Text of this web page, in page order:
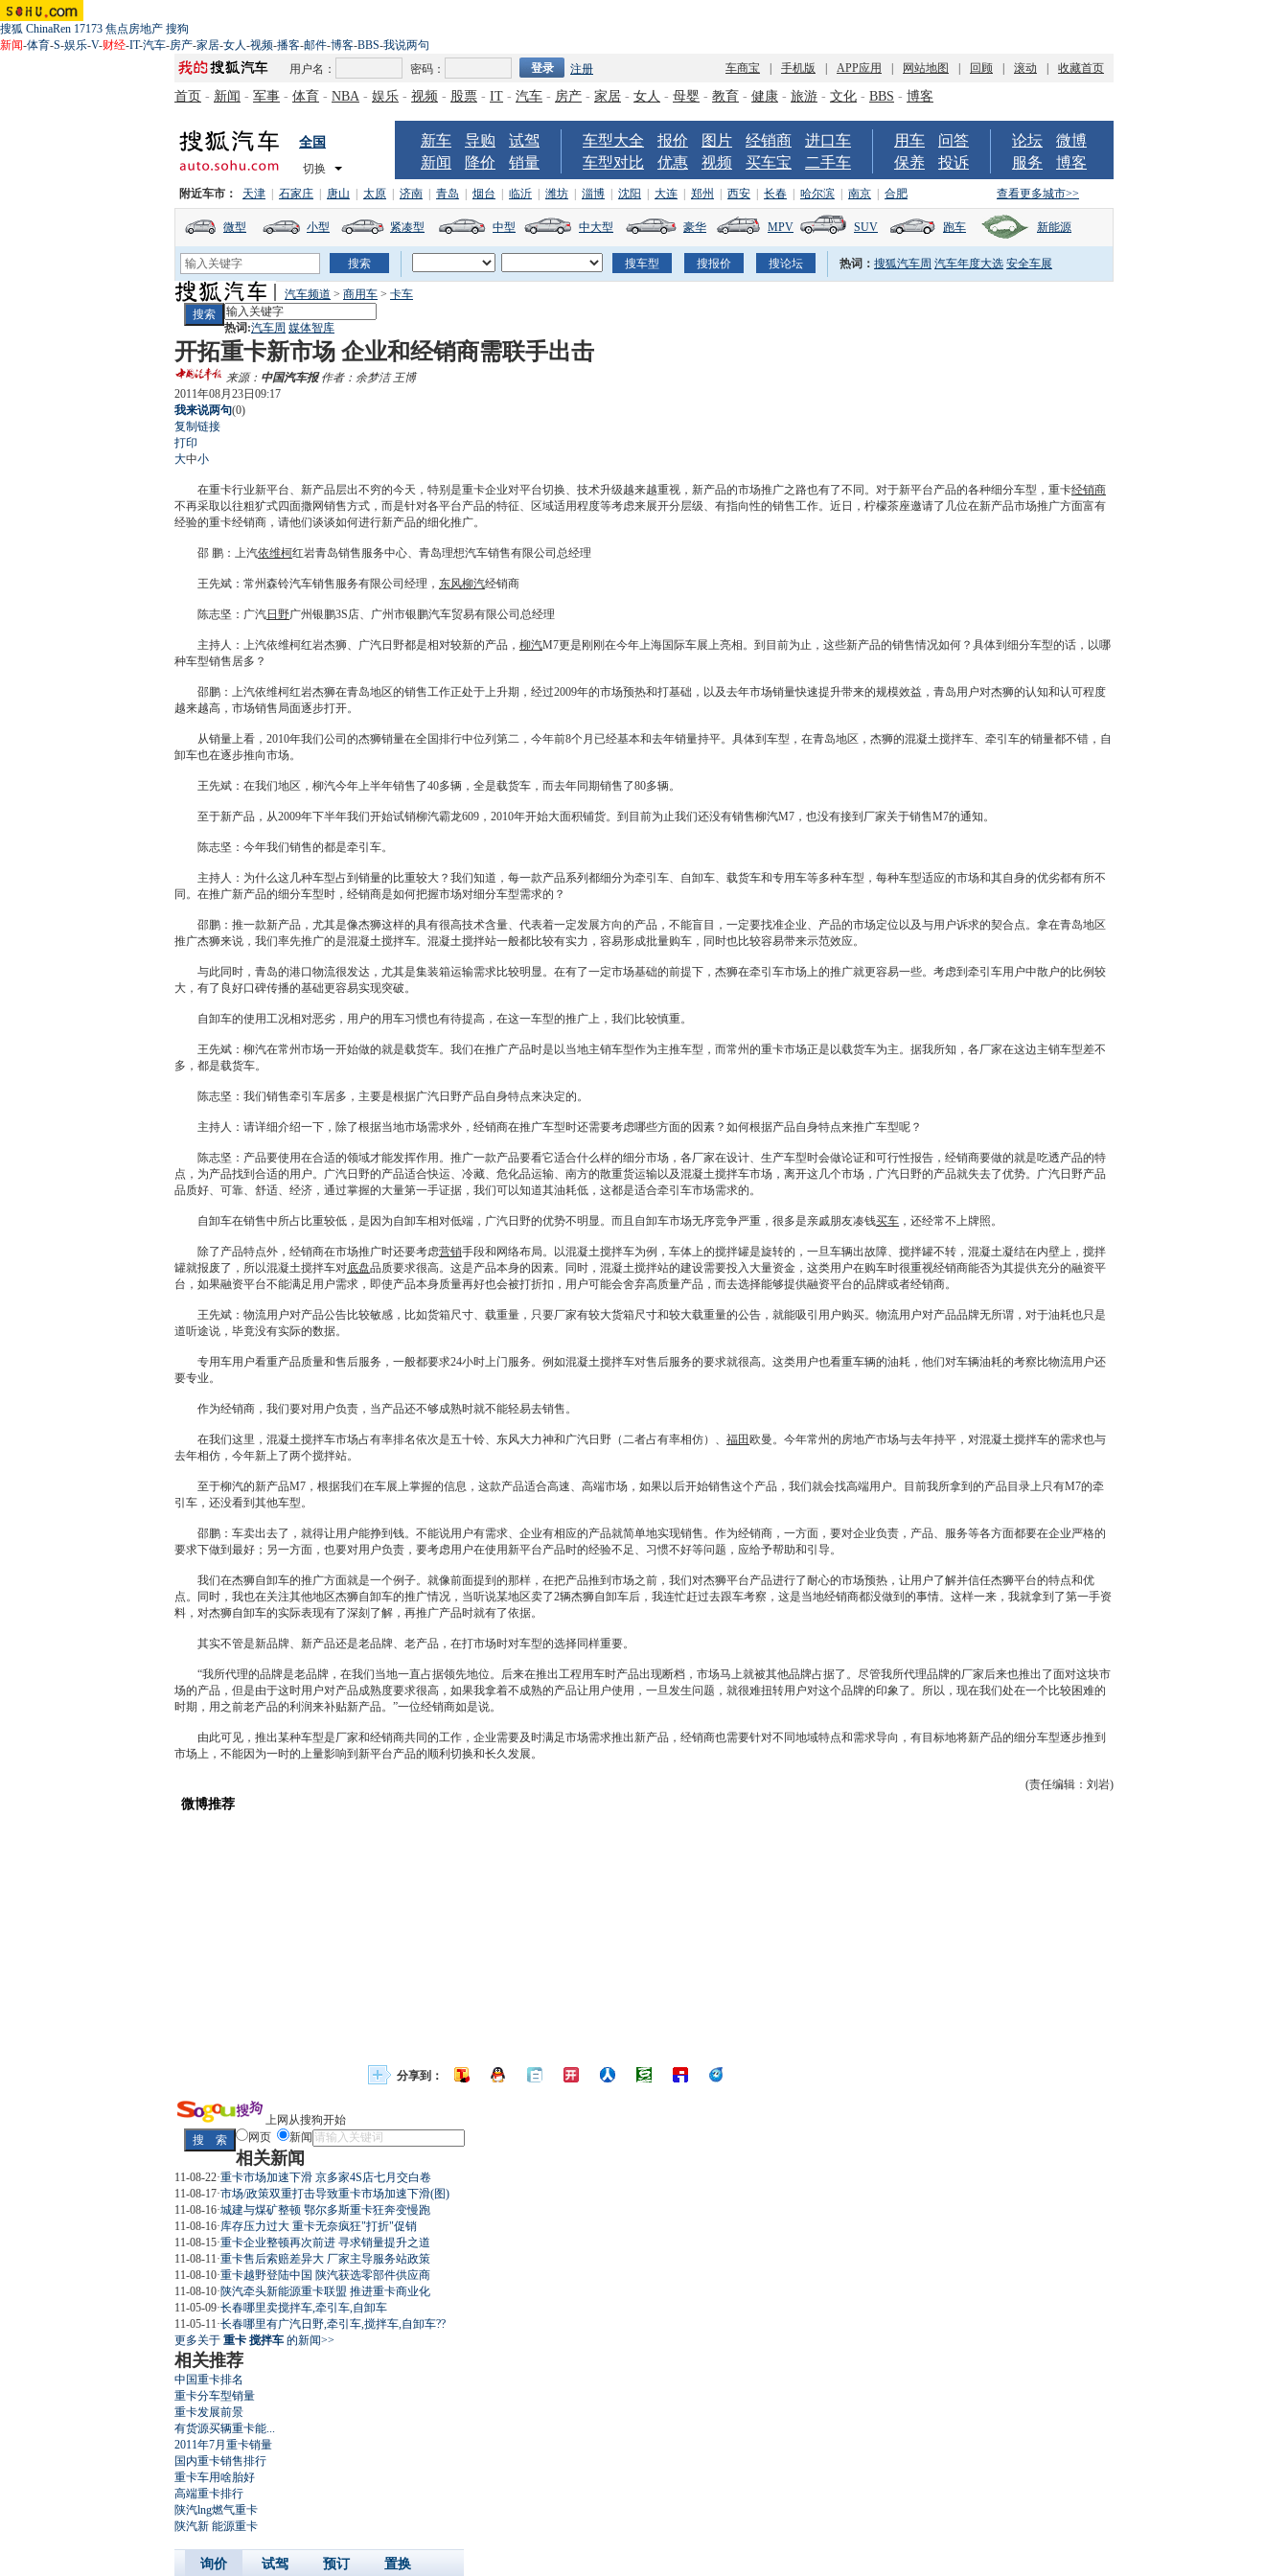
搜狐 ChinaRen 17173 焦点房地产 搜狗
新闻-体育-S-娱乐-V-财经-IT-汽车-房产-家居-女人-视频-播客-邮件-博客-BBS-我说两句
用户名：
密码： 注册 车商宝 手机版 APP应用 网站地图 回顾 滚动 收藏首页
首页 - 新闻 - 军事 - 体育 - NBA - 娱乐 - 视频 - 股票 - IT - 汽车 - 房产 - 家居 - 女人 - 母婴 - 教育 - 健康 - 旅游 - 文化 - BBS - 博客
全国
切换
新车 导购
试驾
新闻
降价 销量
车型大全 报价 图片 经销商
进口车
车型对比
优惠 视频 买车宝 二手车
用车
问答
保养
投诉
论坛
微博
服务
博客
查看更多城市>>
附近车市： 天津 石家庄 唐山 太原 济南 青岛 烟台 临沂 潍坊 淄博 沈阳 大连 郑州 西安 长春 哈尔滨 南京 合肥
微型 小型 紧凑型 中型 中大型 豪华 MPV SUV 跑车 新能源
热词： 搜狐汽车周 汽车年度大选 安全车展
汽车频道 > 商用车 > 卡车
热词:汽车周 媒体智库
开拓重卡新市场 企业和经销商需联手出击
来源： 中国汽车报作者：余梦洁 王博
2011年08月23日09:17
我来说两句(0)
复制链接
打印
大中小
在重卡行业新平台、新产品层出不穷的今天，特别是重卡企业对平台切换、技术升级越来越重视，新产品的市场推广之路也有了不同。对于新平台产品的各种细分车型，重卡经销商
不再采取以往粗犷式四面撒网销售方式，而是针对各平台产品的特征、区域适用程度等考虑来展开分层级、有指向性的销售工作。近日，柠檬茶座邀请了几位在新产品市场推广方面富有
经验的重卡经销商 ，请他们谈谈如何进行新产品的细化推广。
邵 鹏：上汽依维柯红岩青岛销售服务中心、青岛理想汽车销售有限公司总经理
王先斌：常州森铃汽车销售服务有限公司经理， 东风柳汽经销商
陈志坚：广汽日野广州银鹏3S店、广州市银鹏汽车贸易有限公司总经理
主持人：上汽依维柯红岩杰狮、广汽日野都是相对较新的产品， 柳汽M7更是刚刚在今年上海国际车展上亮相。到目前为止，这些新产品的销售情况如何？具体到细分车型的话，以哪
种车型销售居多？
邵鹏：上汽依维柯红岩杰狮在青岛地区的销售工作正处于上升期，经过2009年的市场预热和打基础，以及去年市场销量快速提升带来的规模效益，青岛用户对杰狮的认知和认可程度
越来越高，市场销售局面逐步打开。
从销量上看，2010年我们公司的杰狮销量在全国排行中位列第二，今年前8个月已经基本和去年销量持平。具体到车型，在青岛地区，杰狮的混凝土搅拌车、牵引车的销量都不错，自
卸车也在逐步推向市场。
王先斌：在我们地区， 柳汽今年上半年销售了40多辆，全是载货车，而去年同期销售了80多辆。
至于新产品，从2009年下半年我们开始试销柳汽霸龙609，2010年开始大面积铺货。到目前为止我们还没有销售柳汽M7，也没有接到厂家关于销售M7的通知。
陈志坚：今年我们销售的都是牵引车。
主持人：为什么这几种车型占到销量的比重较大？我们知道，每一款产品系列都细分为牵引车、自卸车、载货车和专用车等多种车型，每种车型适应的市场和其自身的优劣都有所不
同。在推广新产品的细分车型时， 经销商是如何把握市场对细分车型需求的？
邵鹏：推一款新产品，尤其是像杰狮这样的具有很高技术含量、代表着一定发展方向的产品，不能盲目，一定要找准企业、产品的市场定位以及与用户诉求的契合点。拿在青岛地区
推广杰狮来说，我们率先推广的是混凝土搅拌车。混凝土搅拌站一般都比较有实力，容易形成批量购车，同时也比较容易带来示范效应。
与此同时，青岛的港口物流很发达，尤其是集装箱运输需求比较明显。在有了一定市场基础的前提下，杰狮在牵引车市场上的推广就更容易一些。考虑到牵引车用户中散户的比例较
大，有了良好口碑传播的基础更容易实现突破。
自卸车的使用工况相对恶劣，用户的用车习惯也有待提高，在这一车型的推广上，我们比较慎重。
王先斌： 柳汽在常州市场一开始做的就是载货车。我们在推广产品时是以当地主销车型作为主推车型，而常州的重卡市场正是以载货车为主。据我所知，各厂家在这边主销车型差不
多，都是载货车。
陈志坚：我们销售牵引车居多，主要是根据广汽日野产品自身特点来决定的。
主持人：请详细介绍一下，除了根据当地市场需求外， 经销商在推广车型时还需要考虑哪些方面的因素？如何根据产品自身特点来推广车型呢？
陈志坚：产品要使用在合适的领域才能发挥作用。推广一款产品要看它适合什么样的细分市场，各厂家在设计、生产车型时会做论证和可行性报告， 经销商要做的就是吃透产品的特
点，为产品找到合适的用户。广汽日野的产品适合快运、冷藏、危化品运输、南方的散重货运输以及混凝土搅拌车市场，离开这几个市场，广汽日野的产品就失去了优势。广汽日野产品
品质好、可靠、舒适、经济，通过掌握的大量第一手证据，我们可以知道其油耗低，这都是适合牵引车市场需求的。
自卸车在销售中所占比重较低，是因为自卸车相对低端，广汽日野的优势不明显。而且自卸车市场无序竞争严重，很多是亲戚朋友凑钱买车 ，还经常不上牌照。
除了产品特点外， 经销商在市场推广时还要考虑营销手段和网络布局。以混凝土搅拌车为例，车体上的搅拌罐是旋转的，一旦车辆出故障、搅拌罐不转，混凝土凝结在内壁上，搅拌
罐就报废了，所以混凝土搅拌车对底盘品质要求很高。这是产品本身的因素。同时，混凝土搅拌站的建设需要投入大量资金，这类用户在购车时很重视经销商能否为其提供充分的融资平
台，如果融资平台不能满足用户需求，即使产品本身质量再好也会被打折扣，用户可能会舍弃高质量产品，而去选择能够提供融资平台的品牌或者经销商。
王先斌：物流用户对产品公告比较敏感，比如货箱尺寸、载重量，只要厂家有较大货箱尺寸和较大载重量的公告，就能吸引用户购买。物流用户对产品品牌无所谓，对于油耗也只是
道听途说，毕竟没有实际的数据。
专用车用户看重产品质量和售后服务，一般都要求24小时上门服务。例如混凝土搅拌车对售后服务的要求就很高。这类用户也看重车辆的油耗，他们对车辆油耗的考察比物流用户还
要专业。
作为经销商 ，我们要对用户负责，当产品还不够成熟时就不能轻易去销售。
在我们这里，混凝土搅拌车市场占有率排名依次是五十铃、东风大力神和广汽日野 （二者占有率相仿）、 福田 欧曼。今年常州的房地产市场与去年持平，对混凝土搅拌车的需求也与
去年相仿，今年新上了两个搅拌站。
至于柳汽的新产品M7，根据我们在车展上掌握的信息，这款产品适合高速、高端市场，如果以后开始销售这个产品，我们就会找高端用户。目前我所拿到的产品目录上只有M7的牵
引车，还没看到其他车型。
邵鹏：车卖出去了，就得让用户能挣到钱。不能说用户有需求、企业有相应的产品就简单地实现销售。作为经销商 ，一方面，要对企业负责，产品、服务等各方面都要在企业严格的
要求下做到最好；另一方面，也要对用户负责，要考虑用户在使用新平台产品时的经验不足、习惯不好等问题，应给予帮助和引导。
我们在杰狮自卸车的推广方面就是一个例子。就像前面提到的那样，在把产品推到市场之前，我们对杰狮平台产品进行了耐心的市场预热，让用户了解并信任杰狮平台的特点和优
点。同时，我也在关注其他地区杰狮自卸车的推广情况，当听说某地区卖了2辆杰狮自卸车后，我连忙赶过去跟车考察，这是当地经销商都没做到的事情。这样一来，我就拿到了第一手资
料，对杰狮自卸车的实际表现有了深刻了解，再推广产品时就有了依据。
其实不管是新品牌、新产品还是老品牌、老产品，在打市场时对车型的选择同样重要。
“我所代理的品牌是老品牌，在我们当地一直占据领先地位。后来在推出工程用车时产品出现断档，市场马上就被其他品牌占据了。尽管我所代理品牌的厂家后来也推出了面对这块市
场的产品，但是由于这时用户对产品成熟度要求很高，如果我拿着不成熟的产品让用户使用，一旦发生问题，就很难扭转用户对这个品牌的印象了。所以，现在我们处在一个比较困难的
时期，用之前老产品的利润来补贴新产品。”一位经销商如是说。
由此可见，推出某种车型是厂家和经销商共同的工作，企业需要及时满足市场需求推出新产品， 经销商也需要针对不同地域特点和需求导向，有目标地将新产品的细分车型逐步推到
市场上，不能因为一时的上量影响到新平台产品的顺利切换和长久发展。
(责任编辑：刘岩)
微博推荐
分享到：
上网从搜狗开始
网页
新闻
相关新闻
11-08-22·重卡市场加速下滑 京多家4S店七月交白卷
11-08-17·市场/政策双重打击导致重卡市场加速下滑(图)
11-08-16·城建与煤矿整顿 鄂尔多斯重卡狂奔变慢跑
11-08-16·库存压力过大 重卡无奈疯狂"打折"促销
11-08-15·重卡企业整顿再次前进 寻求销量提升之道
11-08-11 ·重卡售后索赔差异大 厂家主导服务站政策
11-08-10·重卡越野登陆中国 陕汽获选零部件供应商
11-08-10·陕汽牵头新能源重卡联盟 推进重卡商业化
11-05-09·长春哪里卖搅拌车,牵引车,自卸车
11-05-11 ·长春哪里有广汽日野,牵引车,搅拌车,自卸车??
更多关于 重卡 搅拌车 的新闻>>
相关推荐
中国重卡排名
重卡分车型销量
重卡发展前景
有货源买辆重卡能...
2011年7月重卡销量
国内重卡销售排行
重卡车用啥胎好
高端重卡排行
陕汽lng燃气重卡
陕汽新 能源重卡
询价 试驾 预订 置换